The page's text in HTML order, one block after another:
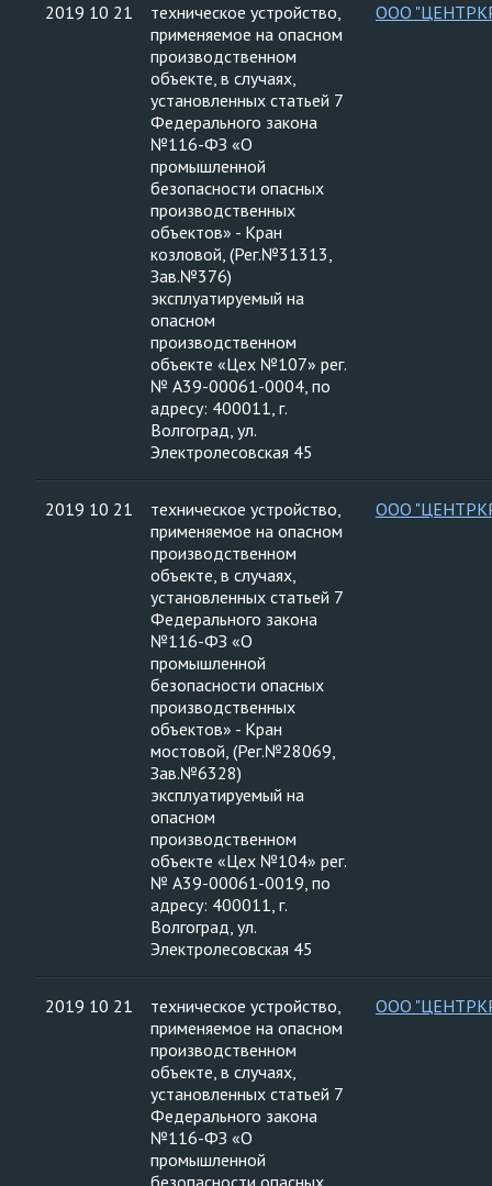
2019 10 21
техническое устройство,
применяемое на опасном
производственном
объекте, в случаях,
установленных статьей 7
Федерального закона
№116-ФЗ «О
промышленной
безопасности опасных
производственных
объектов» - Кран
козловой, (Рег.№31313,
Зав.№376)
эксплуатируемый на
опасном
производственном
объекте «Цех №107» рег.
№ А39-00061-0004, по
адресу: 400011, г.
Волгоград, ул.
Электролесовская 45
ООО
2019 10 21
техническое устройство,
применяемое на опасном
производственном
объекте, в случаях,
установленных статьей 7
Федерального закона
№116-ФЗ «О
промышленной
безопасности опасных
производственных
объектов» - Кран
мостовой, (Рег.№28069,
Зав.№6328)
эксплуатируемый на
опасном
производственном
объекте «Цех №104» рег.
№ А39-00061-0019, по
адресу: 400011, г.
Волгоград, ул.
Электролесовская 45
ООО
2019 10 21
техническое устройство,
применяемое на опасном
производственном
объекте, в случаях,
установленных статьей 7
Федерального закона
№116-ФЗ «О
промышленной
безопасности опасных
ООО